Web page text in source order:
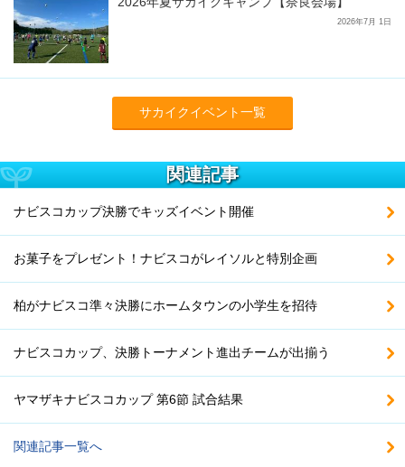
2026年7月 1日
サカイクイベント一覧
関連記事
ナビスコカップ決勝でキッズイベント開催
お菓子をプレゼント！ナビスコがレイソルと特別企画
柏がナビスコ準々決勝にホームタウンの小学生を招待
ナビスコカップ、決勝トーナメント進出チームが出揃う
ヤマザキナビスコカップ 第6節 試合結果
関連記事一覧へ